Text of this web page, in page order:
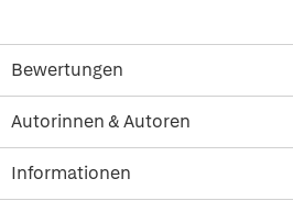
Bewertungen
Autorinnen & Autoren
Informationen